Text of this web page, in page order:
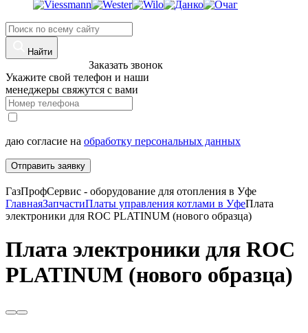
Найти
Заказать звонок
Укажите свой телефон и наши
менеджеры свяжутся с вами
даю согласие на обработку персональных данных
Отправить заявку
ГазПрофСервис - оборудование для отопления в Уфе
ГлавнаяЗапчастиПлаты управления котлами в УфеПлата
электроники для ROC PLATINUM (нового образца)
Плата электроники для ROC
PLATINUM (нового образца)